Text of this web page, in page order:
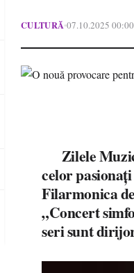
CULTURĂ•07.10.2025 00:00
Zilele
celor
Filarmonica
„Concert
seri sunt